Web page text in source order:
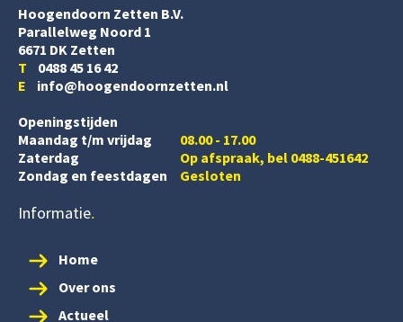
Hoogendoorn Zetten B.V.
Parallelweg Noord 1
6671 DK Zetten
T 0488 45 16 42
E info@hoogendoornzetten.nl
Openingstijden
Maandag t/m vrijdag
08.00 - 17.00
Zaterdag
Op afspraak, bel 0488-451642
Zondag en feestdagen
Gesloten
Informatie
Home
Over ons
Actueel